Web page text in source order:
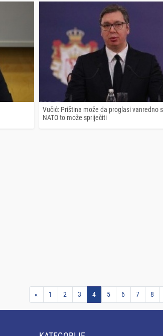
Vučić: Priština može da proglasi vanredno
NATO to može spriječiti
« 1 2 3 4 5 6 7 8